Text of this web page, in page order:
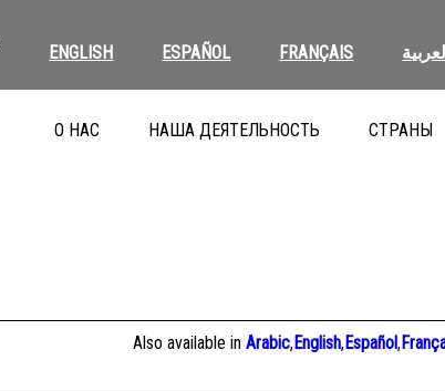
ENGLISH ESPAÑOL FRANÇAIS
О НАС НАША ДЕЯТЕЛЬНОСТЬ СТРАНЫ
Also available inArabic,English,Español,